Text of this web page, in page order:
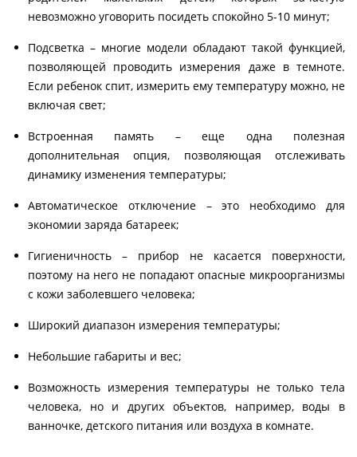
невозможно уговорить посидеть спокойно 5-10 минут;
Подсветка – многие модели обладают такой функцией,
позволяющей проводить измерения даже в темноте.
Если ребенок спит, измерить ему температуру можно, не
включая свет;
Встроенная память – еще одна полезная
дополнительная опция, позволяющая отслеживать
динамику изменения температуры;
Автоматическое отключение – это необходимо для
экономии заряда батареек;
Гигиеничность – прибор не касается поверхности,
поэтому на него не попадают опасные микроорганизмы
с кожи заболевшего человека;
Широкий диапазон измерения температуры;
Небольшие габариты и вес;
Возможность измерения температуры не только тела
человека, но и других объектов, например, воды в
ванночке, детского питания или воздуха в комнате.